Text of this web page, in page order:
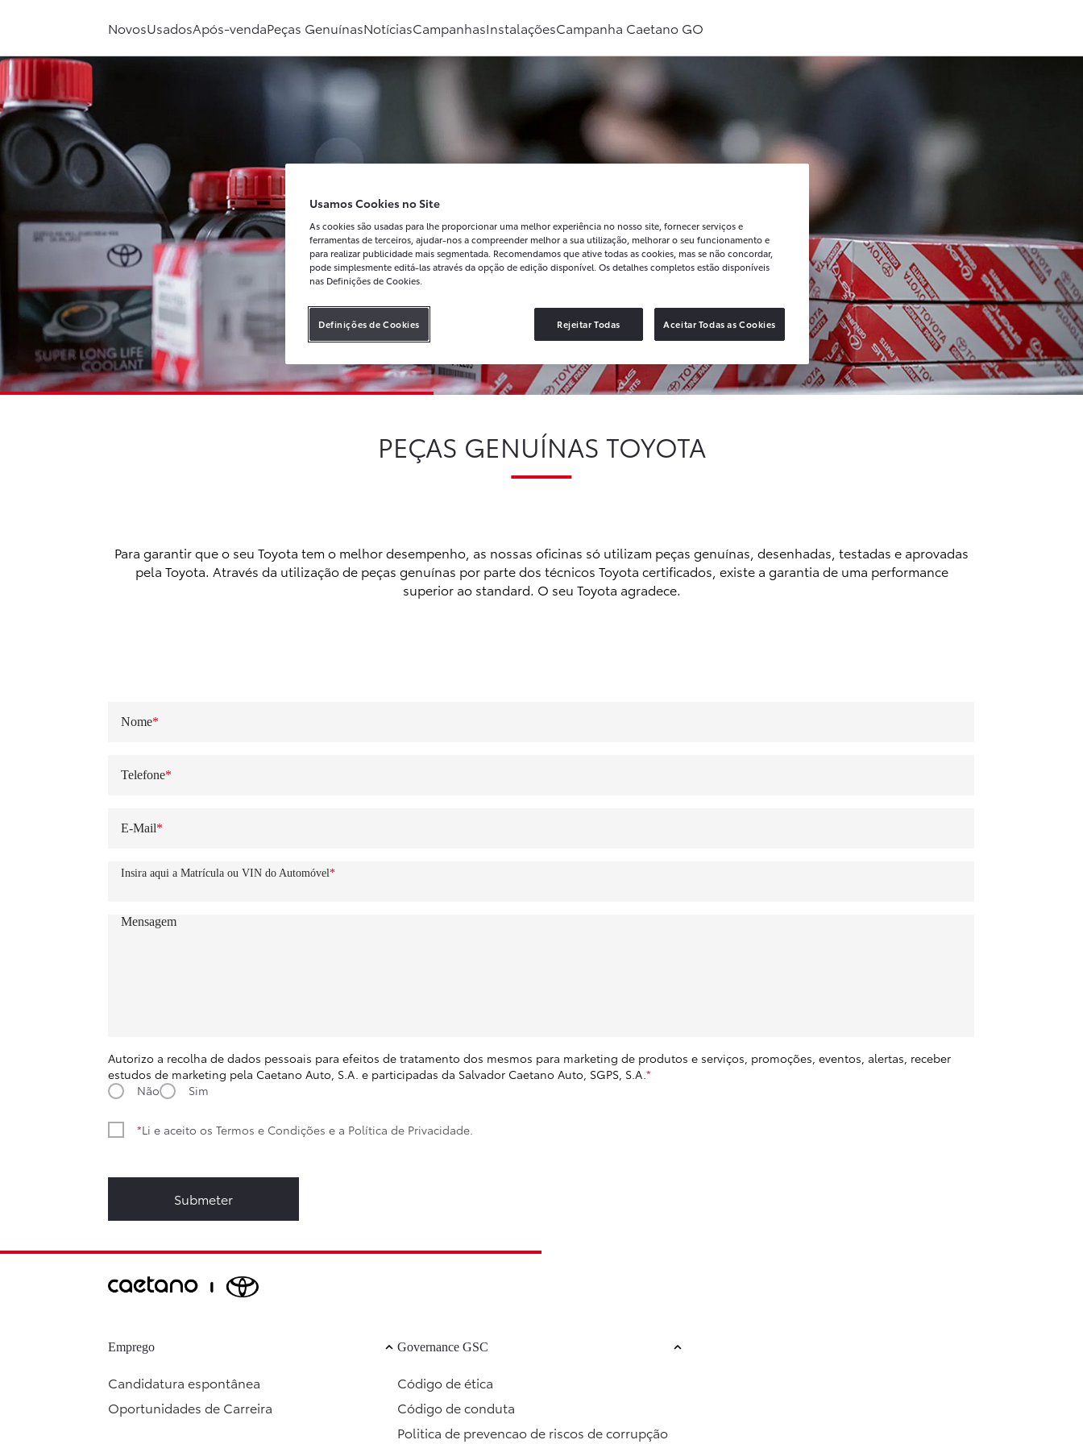
NovosUsadosApós-vendaPeças GenuínasNotíciasCampanhasInstalaçõesCampanha Caetano GO
PEÇAS GENUÍNAS TOYOTA
Para garantir que o seu Toyota tem o melhor desempenho, as nossas oficinas só utilizam peças genuínas, desenhadas, testadas e aprovadas
pela Toyota. Através da utilização de peças genuínas por parte dos técnicos Toyota certificados, existe a garantia de uma performance
superior ao standard. O seu Toyota agradece.
Nome
Telefone
E-Mail
Insira aqui a Matrícula ou VIN do Automóvel
Mensagem
Autorizo a recolha de dados pessoais para efeitos de tratamento dos mesmos para marketing de produtos e serviços, promoções, eventos, alertas, receber
estudos de marketing pela Caetano Auto, S.A. e participadas da Salvador Caetano Auto, SGPS, S.A.
Não
Sim
Li e aceito osTermos e Condições e a Política de Privacidade.
Submeter
Emprego
Candidatura espontânea
Oportunidades de Carreira
Governance GSC
Código de ética
Código de conduta
Politica de prevencao de riscos de corrupção
Usamos Cookies no Site
As cookies são usadas para lhe proporcionar uma melhor experiência no nosso site, fornecer serviços e
ferramentas de terceiros, ajudar-nos a compreender melhor a sua utilização, melhorar o seu funcionamento e
para realizar publicidade mais segmentada. Recomendamos que ative todas as cookies, mas se não concordar,
pode simplesmente editá-las através da opção de edição disponível. Os detalhes completos estão disponíveis
nas Definições de Cookies.
Definições de Cookies Rejeitar Todas Aceitar Todas as Cookies